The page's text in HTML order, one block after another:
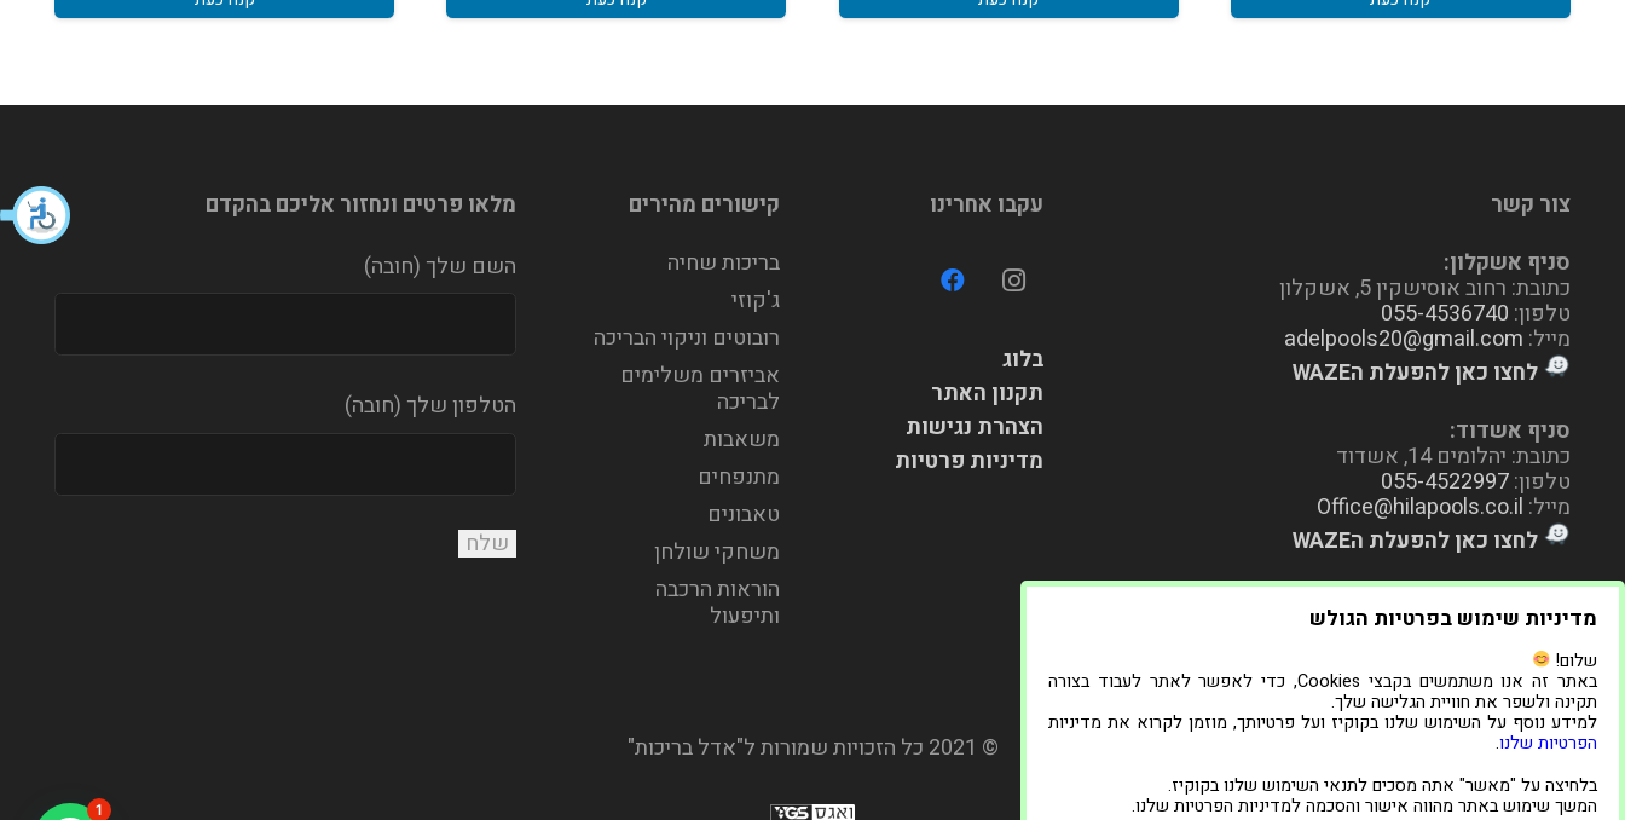
מדיניות שימוש בפרטיות הגולש
שלום!
באתר זה אנו משתמשים בקבצי Cookies, כדי לאפשר לאתר לעבוד בצורה
תקינה ולשפר את חוויית הגלישה שלך.
למידע נוסף על השימוש שלנו בקוקיז ועל פרטיותך, מוזמן לקרוא את מדיניות
הפרטיות שלנו.
בלחיצה על "מאשר" אתה מסכים לתנאי השימוש שלנו בקוקיז.
המשך שימוש באתר מהווה אישור והסכמה למדיניות הפרטיות שלנו.
צור קשר
סניף אשקלון:
כתובת: רחוב אוסישקין 5, אשקלון
טלפון: 055-4536740
מייל: adelpools20@gmail.com
לחצו כאן להפעלת הWAZE
סניף אשדוד:
כתובת: יהלומים 14, אשדוד
טלפון:055-4522997
מייל: Office@hilapools.co.il
לחצו כאן להפעלת הWAZE
עקבו אחרינו
בלוג
תקנון האתר
הצהרת נגישות
מדיניות פרטיות
קישורים מהירים
בריכות שחיה
ג'קוזי
רובוטים וניקוי הבריכה
אביזרים משלימים
לבריכה
משאבות
מתנפחים
טאבונים
משחקי שולחן
הוראות הרכבה
ותיפעול
מלאו פרטים ונחזור אליכם בהקדם
השם שלך (חובה)
הטלפון שלך (חובה)
© 2021 כל הזכויות שמורות ל"אדל בריכות"
1